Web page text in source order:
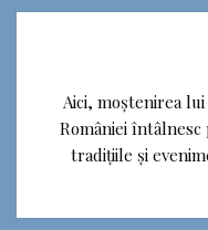
Aici, moștenirea
României
tradițiile și